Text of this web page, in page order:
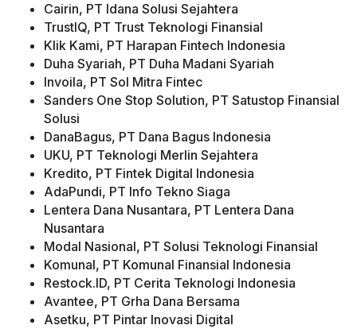
Cairin, PT Idana Solusi Sejahtera
TrustIQ, PT Trust Teknologi Finansial
Klik Kami, PT Harapan Fintech Indonesia
Duha Syariah, PT Duha Madani Syariah
Invoila, PT Sol Mitra Fintec
Sanders One Stop Solution, PT Satustop Finansial
Solusi
DanaBagus, PT Dana Bagus Indonesia
UKU, PT Teknologi Merlin Sejahtera
Kredito, PT Fintek Digital Indonesia
AdaPundi, PT Info Tekno Siaga
Lentera Dana Nusantara, PT Lentera Dana
Nusantara
Modal Nasional, PT Solusi Teknologi Finansial
Komunal, PT Komunal Finansial Indonesia
Restock.ID, PT Cerita Teknologi Indonesia
Avantee, PT Grha Dana Bersama
Asetku, PT Pintar Inovasi Digital